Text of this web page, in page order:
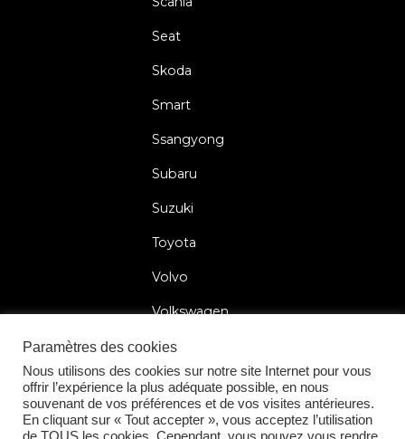
Seat
Skoda
Smart
Ssangyong
Subaru
Suzuki
Toyota
Volvo
Volkswagen
2026 © Car Lock Systems
Paramètres des cookies
Nous utilisons des cookies sur notre site Internet pour vous
offrir l’expérience la plus adéquate possible, en nous
souvenant de vos préférences et de vos visites antérieures.
En cliquant sur « Tout accepter », vous acceptez l’utilisation